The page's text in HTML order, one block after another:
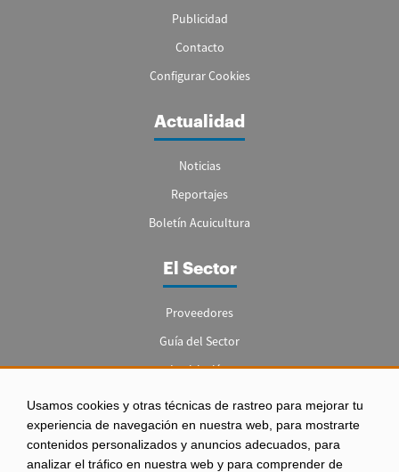
Usamos cookies y otras técnicas de rastreo para mejorar tu
experiencia de navegación en nuestra web, para mostrarte
contenidos personalizados y anuncios adecuados, para
analizar el tráfico en nuestra web y para comprender de
Publicidad
Contacto
Configurar Cookies
Actualidad
Noticias
Reportajes
Boletín Acuicultura
El Sector
Proveedores
Guía del Sector
Legislación
Empleo